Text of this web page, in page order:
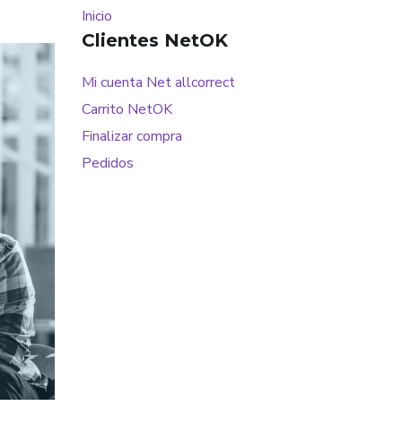
Inicio
Clientes NetOK
Mi cuenta Net allcorrect
Carrito NetOK
Finalizar compra
Pedidos